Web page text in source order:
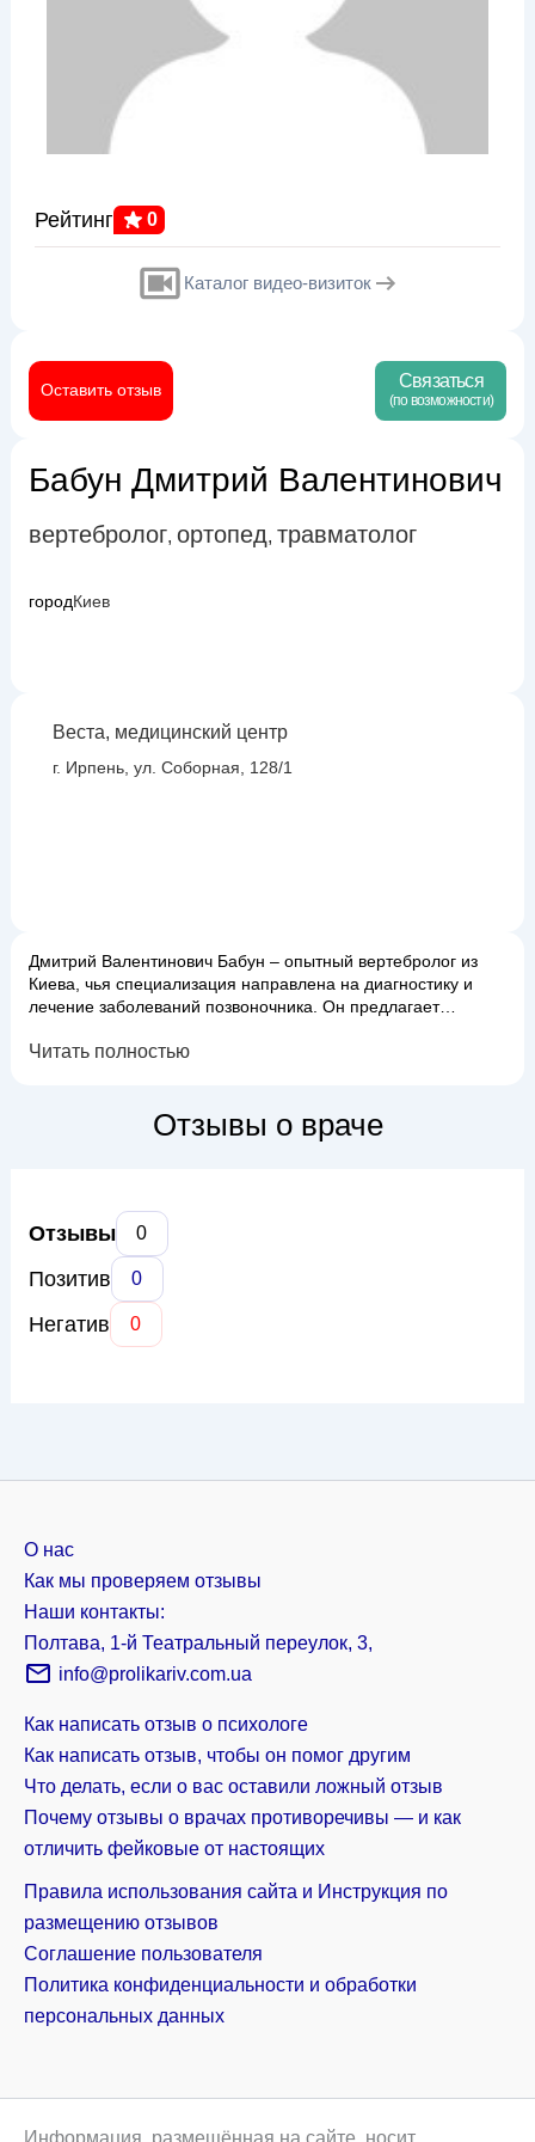
Рейтинг 0
Каталог видео-визиток
Оставить отзыв Связаться
(по возможности)
Бабун Дмитрий Валентинович
вертебролог, ортопед, травматолог
городКиев
Веста, медицинский центр
г. Ирпень, ул. Соборная, 128/1
Дмитрий Валентинович Бабун – опытный вертебролог из
Киева, чья специализация направлена на диагностику и
лечение заболеваний позвоночника. Он предлагает
связанных с болью в спине, нарушениями осанки и
работы доктора Бабуна включают лечение остеохондроза,
Читать полностью
Отзывы о враче
Отзывы 0
Позитив 0
Негатив 0
О нас
Как мы проверяем отзывы
Наши контакты:
Полтава, 1-й Театральный переулок, 3,
info@prolikariv.com.ua
Как написать отзыв о психологе
Как написать отзыв, чтобы он помог другим
Что делать, если о вас оставили ложный отзыв
Почему отзывы о врачах противоречивы — и как
отличить фейковые от настоящих
Правила использования сайта и Инструкция по
размещению отзывов
Соглашение пользователя
Политика конфиденциальности и обработки
персональных данных
Информация, размещённая на сайте, носит